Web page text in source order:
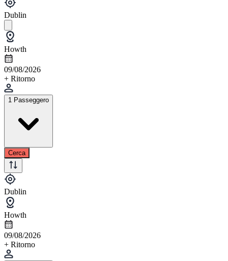
Dublin
Howth
09/08/2026
+ Ritorno
1 Passeggero
Cerca
Dublin
Howth
09/08/2026
+ Ritorno